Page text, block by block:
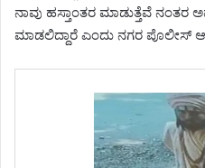
ನಾವು ಹಸ್ತಾಂತರ ಮಾಡುತ್ತೆವೆ
ಮಾಡಲಿದ್ದಾರೆ ಎಂದು ನಗರ